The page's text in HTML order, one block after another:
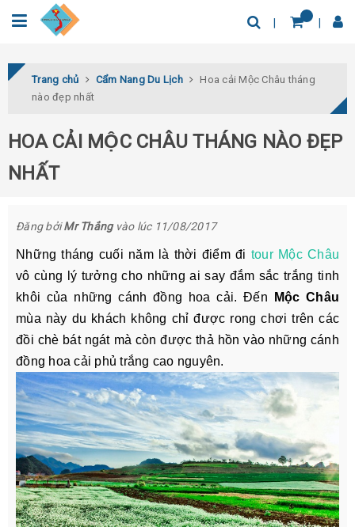
0932.04.03.78 Tìm thêm địa điểm
Trang chủ Cẩm Nang Du Lịch
Hoa cải Mộc Châu tháng
nào đẹp nhất
HOA CẢI MỘC CHÂU THÁNG NÀO ĐẸP
NHẤT
Đăng bởiMr Thắngvào lúc 11/08/2017
Những tháng cuối năm là thời điểmđi tour Mộc Châu
vô cùng lý tưởng cho những ai say đắm sắc trắng tinh
khôi của những cánh đồng hoa cải. Đến
Mộc Châu
mùa này du khách không chỉ được rong chơi trên các
đồi chè bát ngát mà còn được thả hồn vào những cánh
đồng hoa cải phủ trắng cao nguyên.